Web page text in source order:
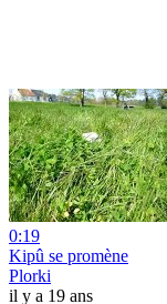
0:19
Kipû se promène
Plorki
il y a 19 ans